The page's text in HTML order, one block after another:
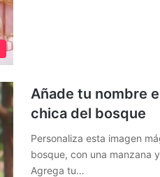
Añade tu nombre
chica del bosque
Personaliza esta imagen
bosque, con una manzana
Agrega tu…